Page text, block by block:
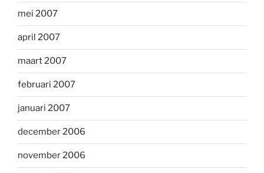
mei 2007
april 2007
maart 2007
februari 2007
januari 2007
december 2006
november 2006